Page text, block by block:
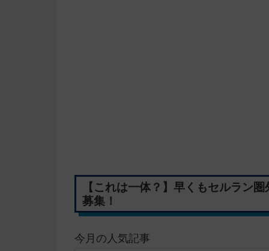
【これは一体？】早くもセルラン
募集！
今月の人気記事